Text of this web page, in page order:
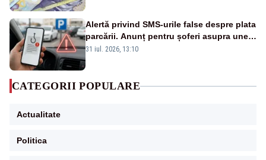
Alertă privind SMS-urile false despre plata
parcării. Anunț pentru șoferi asupra unei
noi metode de fraudă online
31 iul. 2026, 13:10
CATEGORII POPULARE
Actualitate
Politica